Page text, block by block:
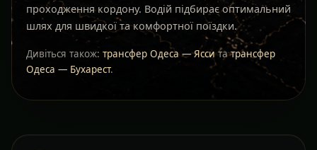
проходження кордону. Водій підбирає оптимальний
шлях для швидкої та комфортної поїздки.
Дивіться також: трансфер Одеса — Ясситатрансфер
Одеса — Бухарест.